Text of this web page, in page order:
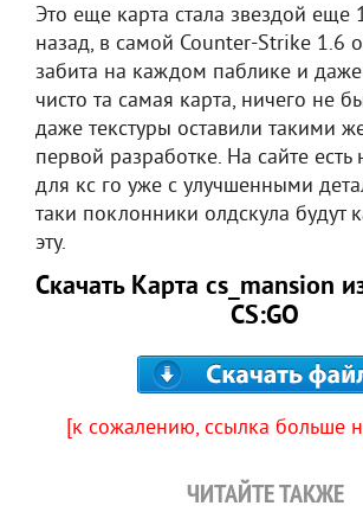
Это еще карта стала звездой еще
назад, в самой Counter-Strike 1.6
забита на каждом паблике и даже
чисто та самая карта, ничего не
даже текстуры оставили такими
первой разработке. На сайте есть
для кс го уже с улучшенными
таки поклонники олдскула будут
эту.
Скачать Карта cs_mansion
CS:GO
[к сожалению, ссылка больше
ЧИТАЙТЕ ТАКЖЕ